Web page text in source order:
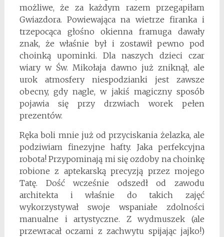
możliwe, że za każdym razem przegapiłam
Gwiazdora. Powiewająca na wietrze firanka i
trzepocąca głośno okienna framuga dawały
znak, że właśnie był i zostawił pewno pod
choinką upominki. Dla naszych dzieci czar
wiary w Św. Mikołaja dawno już zniknął, ale
urok atmosfery niespodzianki jest zawsze
obecny, gdy nagle, w jakiś magiczny sposób
pojawia się przy drzwiach worek pełen
prezentów.
Ręka boli mnie już od przyciskania żelazka, ale
podziwiam finezyjne hafty. Jaka perfekcyjna
robota! Przypominają mi się ozdoby na choinkę
robione z aptekarską precyzją przez mojego
Tatę. Dość wcześnie odszedł od zawodu
architekta i właśnie do takich zajęć
wykorzystywał swoje wspaniałe zdolności
manualne i artystyczne. Z wydmuszek (ale
przewracał oczami z zachwytu spijając jajko!)